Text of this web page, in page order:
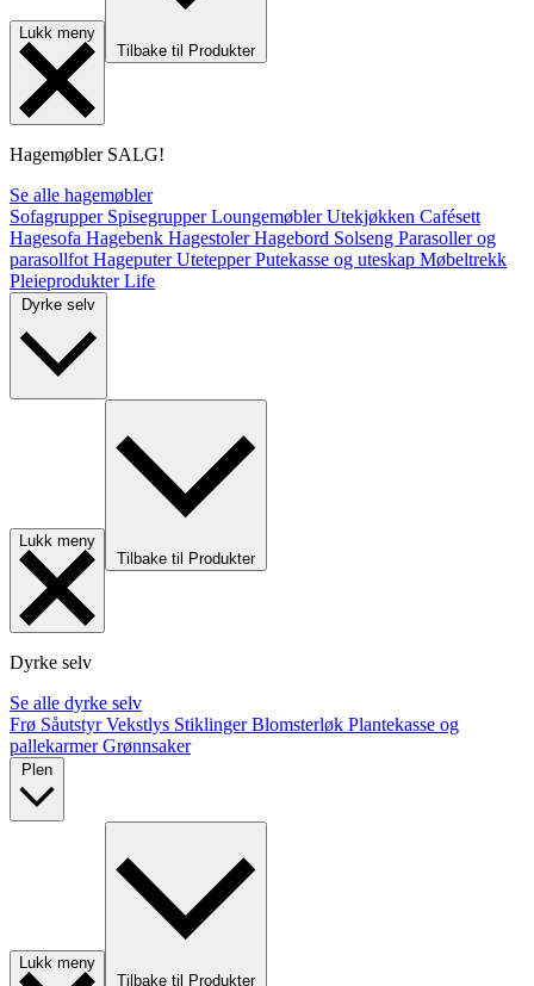
Lukk meny
Tilbake til Produkter
Hagemøbler SALG!
Se alle hagemøbler
Sofagrupper SpisegrupperLoungemøblerUtekjøkken Cafésett
Hagesofa Hagebenk HagestolerHagebord Solseng Parasoller og
parasollfot HageputerUtetepperPutekasse og uteskap Møbeltrekk
PleieprodukterLife
Lukk meny
Tilbake til Produkter
Dyrke selv
Se alle dyrke selv
Frø SåutstyrVekstlys StiklingerBlomsterløk Plantekasse og
pallekarmerGrønnsaker
Lukk meny
Tilbake til Produkter